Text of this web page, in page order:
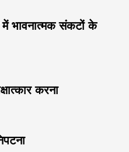
में भावनात्मक संकटों के
करना